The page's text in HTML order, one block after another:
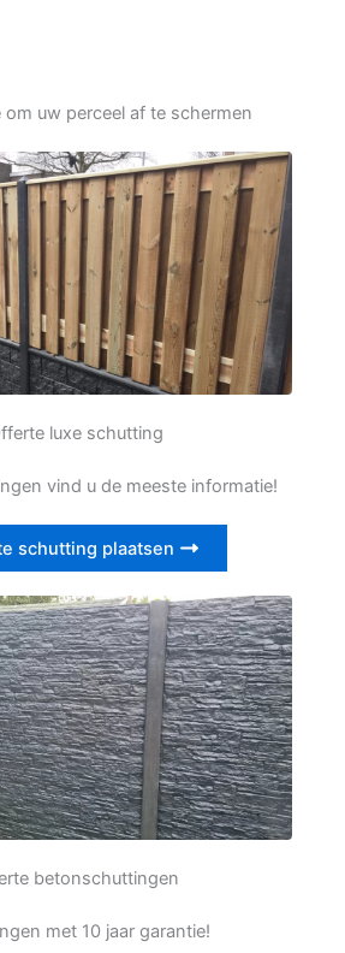
om uw perceel af te schermen
luxe schutting
vind u de meeste informatie!
schutting plaatsen
betonschuttingen
met 10 jaar garantie!